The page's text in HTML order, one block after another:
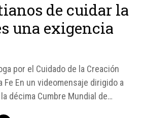
de cuidar la
una exigencia
por el Cuidado de la Creación
Fe En un videomensaje dirigido a
décima Cumbre Mundial de